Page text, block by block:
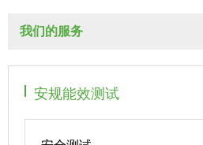
我们的服务
安规能效测试